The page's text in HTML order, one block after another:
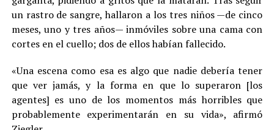
un rastro de sangre, hallaron a los tres niños —de cinco
meses, uno y tres años— inmóviles sobre una cama con
cortes en el cuello; dos de ellos habían fallecido.
«Una escena como esa es algo que nadie debería tener
que ver jamás, y la forma en que lo superaron [los
agentes] es uno de los momentos más horribles que
probablemente experimentarán en su vida», afirmó